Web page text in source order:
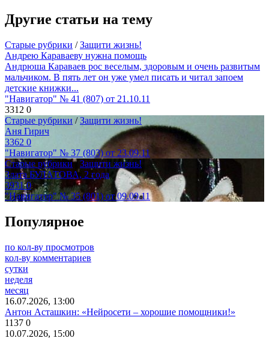
Другие статьи на тему
Старые рубрики /Защити жизнь!
Андрею Караваеву нужна помощь
Андрюша Караваев рос веселым, здоровым и очень развитым
мальчиком. В пять лет он уже умел писать и читал запоем
детские книжки...
"Навигатор" № 41 (807) от 21.10.11
3312 0
Старые рубрики /Защити жизнь!
Аня Гирич
3362 0
"Навигатор" № 37 (803) от 23.09.11
Старые рубрики/ Защити жизнь!
Злата БУЛАТОВА, 2 года
39310
"Навигатор" № 35 (801) от 09.09.11
Популярное
по кол-ву просмотров
кол-ву комментариев
сутки
неделя
месяц
16.07.2026, 13:00
Антон Асташкин: «Нейросети – хорошие помощники!»
1137 0
10.07.2026, 15:00